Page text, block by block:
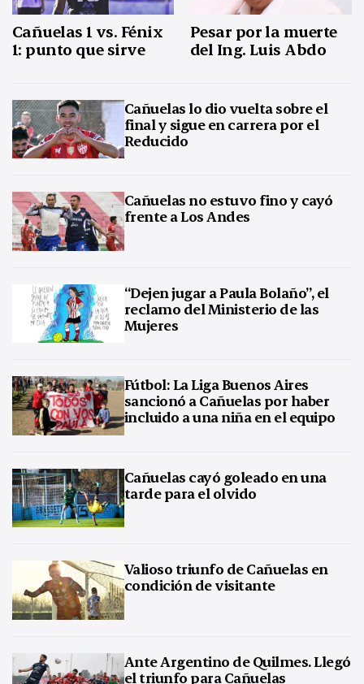
Cañuelas 1 vs. Fénix
1: punto que sirve
Pesar por la muerte
del Ing. Luis Abdo
Cañuelas lo dio vuelta sobre el
final y sigue en carrera por el
Reducido
Cañuelas no estuvo fino y cayó
frente a Los Andes
“Dejen jugar a Paula Bolaño”, el
reclamo del Ministerio de las
Mujeres
Fútbol: La Liga Buenos Aires
sancionó a Cañuelas por haber
incluido a una niña en el equipo
Cañuelas cayó goleado en una
tarde para el olvido
Valioso triunfo de Cañuelas en
condición de visitante
Ante Argentino de Quilmes. Llegó
el triunfo para Cañuelas